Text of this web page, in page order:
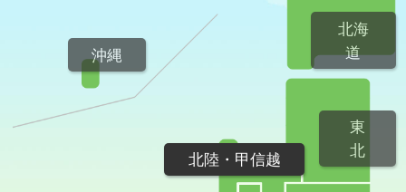
北海
道
東
北
北陸・甲信越
沖縄